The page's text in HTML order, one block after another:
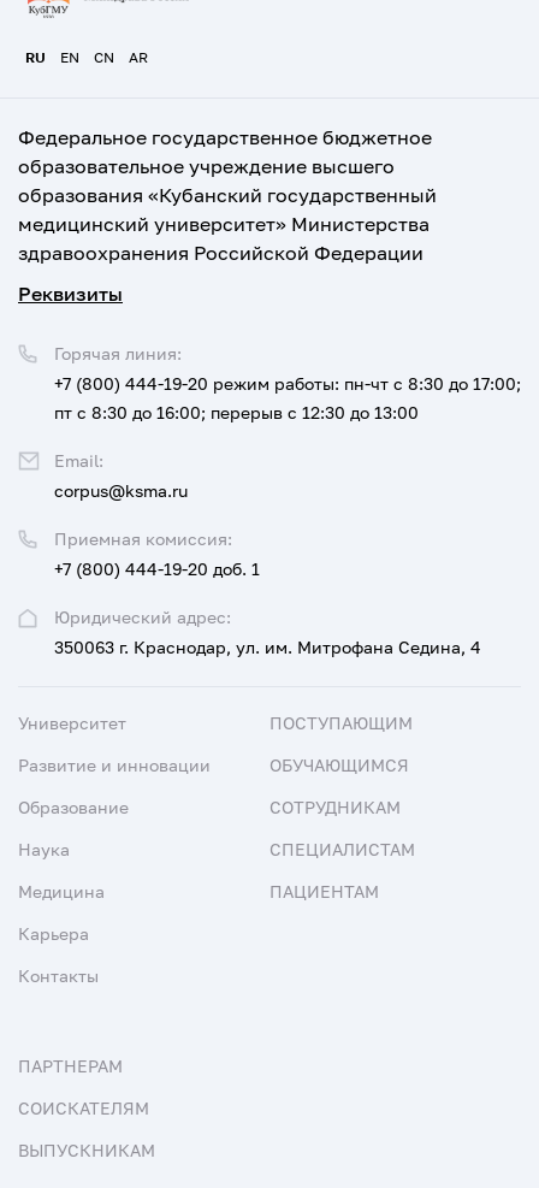
RU EN CN AR
Федеральное государственное бюджетное
образовательное учреждение высшего
образования «Кубанский государственный
медицинский университет» Министерства
здравоохранения Российской Федерации
Реквизиты
Юридический адрес:
350063 г. Краснодар, ул. им. Митрофана Седина, 4
Приемная комиссия:
+7 (800) 444-19-20 доб. 1
Горячая линия:
+7 (800) 444-19-20 режим работы: пн-чт с 8:30 до 17:00;
пт с 8:30 до 16:00; перерыв с 12:30 до 13:00
Email:
corpus@ksma.ru
Университет
Развитие и инновации
Образование
Наука
Медицина
Карьера
Контакты
ПОСТУПАЮЩИМ
ОБУЧАЮЩИМСЯ
СОТРУДНИКАМ
СПЕЦИАЛИСТАМ
ПАЦИЕНТАМ
ПАРТНЕРАМ
СОИСКАТЕЛЯМ
ВЫПУСКНИКАМ